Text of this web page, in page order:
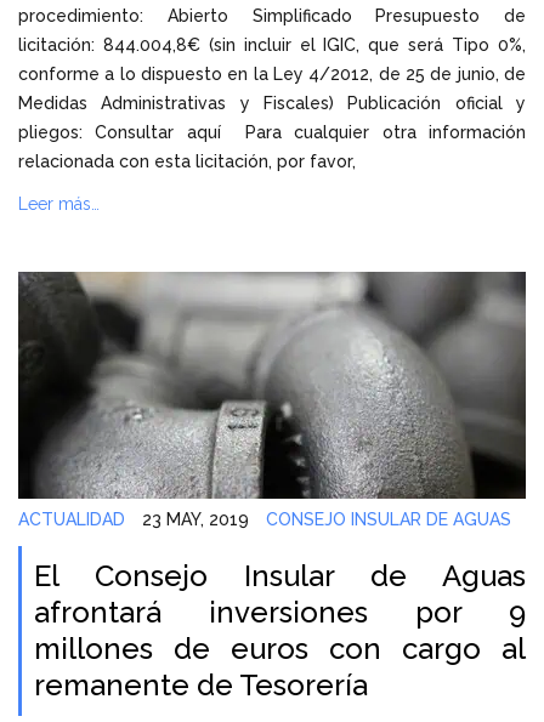
procedimiento: Abierto Simplificado Presupuesto de
licitación: 844.004,8€ (sin incluir el IGIC, que será Tipo 0%,
conforme a lo dispuesto en la Ley 4/2012, de 25 de junio, de
Medidas Administrativas y Fiscales) Publicación oficial y
pliegos: Consultar aquí Para cualquier otra información
relacionada con esta licitación, por favor,
Leer más…
ACTUALIDAD 23 MAY, 2019 CONSEJO INSULAR DE AGUAS
El Consejo Insular de Aguas
afrontará inversiones por 9
millones de euros con cargo al
remanente de Tesorería